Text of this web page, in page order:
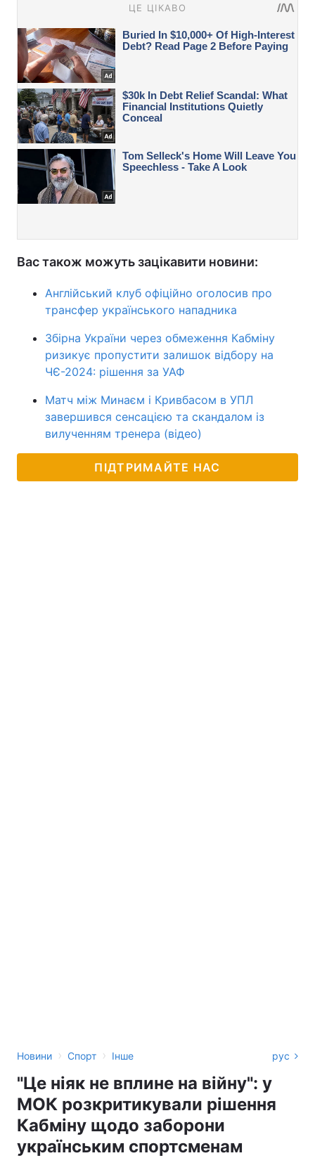
Вас також можуть зацікавити новини:
Англійський клуб офіційно оголосив про
трансфер українського нападника
Збірна України через обмеження Кабміну
ризикує пропустити залишок відбору на
ЧЄ-2024: рішення за УАФ
Матч між Минаєм і Кривбасом в УПЛ
завершився сенсацією та скандалом із
вилученням тренера (відео)
ПІДТРИМАЙТЕ НАС
Новини › Спорт › Інше рус
"Це ніяк не вплине на війну": у
МОК розкритикували рішення
Кабміну щодо заборони
українським спортсменам